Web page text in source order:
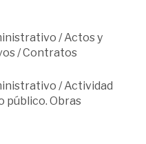
/Actos y
/Contratos
/Actividad
público. Obras